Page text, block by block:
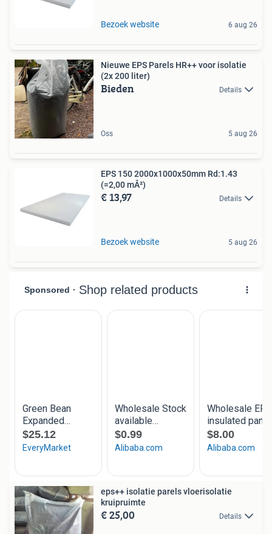
Bezoek website 6 aug 26
Nieuwe EPS Parels HR++ voor isolatie
(2x 200 liter)
Bieden Details
Oss 5 aug 26
EPS 150 2000x1000x50mm Rd:1.43
(=2,00 mÂ²)
€ 13,97 Details
Bezoek website 5 aug 26
eps++ isolatie parels vloerisolatie
kruipruimte
€ 25,00 Details